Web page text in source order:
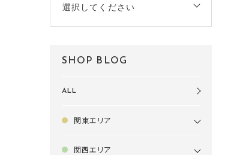
選択してください
SHOP BLOG
ALL
関東エリア
関西エリア